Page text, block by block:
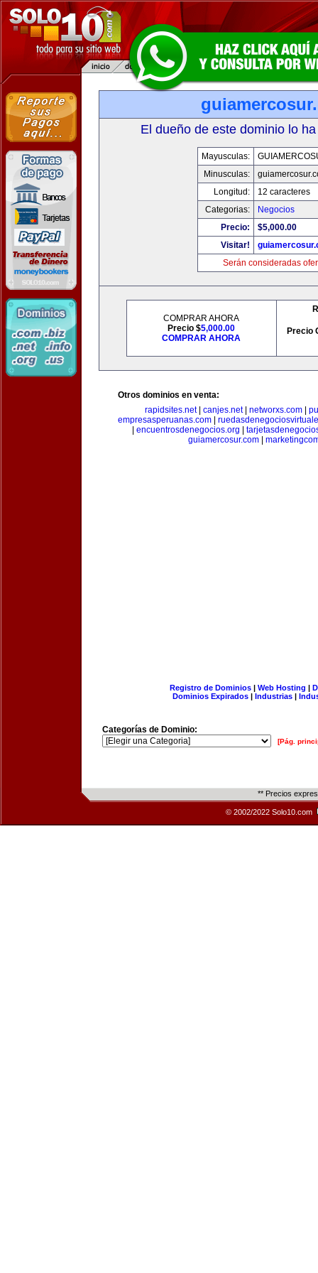
El dueño de este dominio lo
Mayusculas:
Minusculas:
Longitud:
12 caracteres
Categorias:
Negocios
Precio:
$5,000.00
Visitar!
Serán consideradas
COMPRAR AHORA
Precio $5,000.00
COMPRAR AHORA
Precio
Otros dominios en venta:
rapidsites.net| canjes.net| networxs.com
empresasperuanas.com
encuentrosdenegocios.org
guiamercosur.com
Registro de Dominios| Web Hosting |
Dominios Expirados | Industrias |
Categorías de Dominio:
[Pág.
** Precios
© 2002/2022 Solo10.com